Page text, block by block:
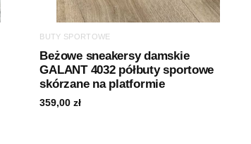
BUTY SPORTOWE
Beżowe sneakersy damskie
GALANT 4032 półbuty sportowe
skórzane na platformie
359,00zł